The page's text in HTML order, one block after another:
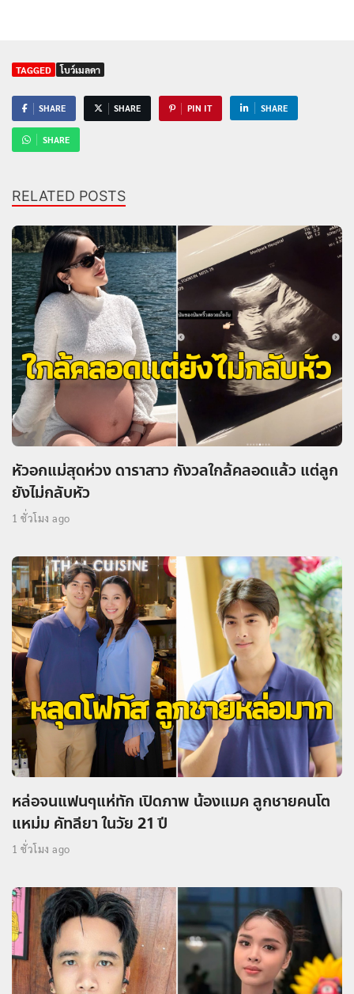
TAGGED โบว์เมลดา
SHARE SHARE PIN IT SHARE
SHARE
RELATED POSTS
หัวอกแม่สุดห่วง ดาราสาว กังวลใกล้คลอดแล้ว แต่ลูก
ยังไม่กลับหัว
1 ชั่วโมง ago
หล่อจนแฟนๆแห่ทัก เปิดภาพ น้องแมค ลูกชายคนโต
แหม่ม คัทลียา ในวัย 21 ปี
1 ชั่วโมง ago